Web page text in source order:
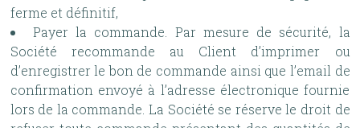
ferme et définitif,
Payer la commande. Par mesure de sécurité, la
Société recommande au Client d’imprimer ou
d’enregistrer le bon de commande ainsi que l’email de
confirmation envoyé à l’adresse électronique fournie
lors de la commande. La Société se réserve le droit de